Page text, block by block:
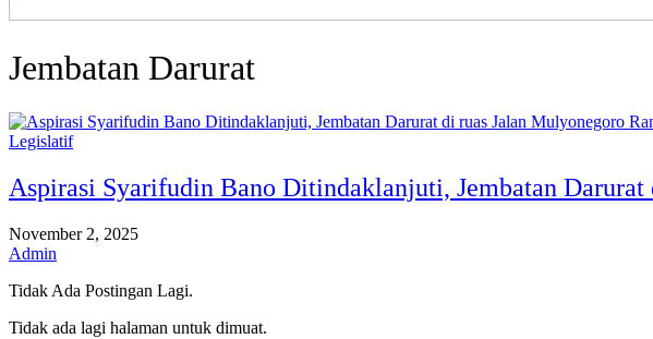
Jembatan Darurat
Legislatif
Aspirasi Syarifudin Bano Ditindaklanjuti, Jembatan
November 2, 2025
Admin
Tidak Ada Postingan Lagi.
Tidak ada lagi halaman untuk dimuat.